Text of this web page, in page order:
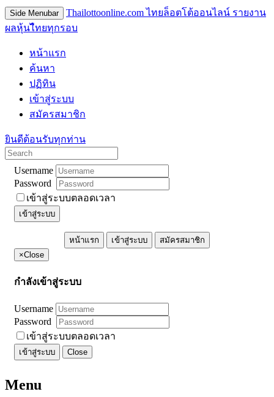
Side Menubar
Thailottoonline.com ไทยล็อตโต้ออนไลน์ รายงาน
ผลหุ้นไืทยทุกรอบ
หน้าแรก
ค้นหา
ปฏิทิน
เข้าสู่ระบบ
สมัครสมาชิก
ยินดีต้อนรับทุกท่าน
Username
Password
เข้าสู่ระบบตลอดเวลา
เข้าสู่ระบบ
หน้าแรก เข้าสู่ระบบ
สมัครสมาชิก
×Close
กำลังเข้าสู่ระบบ
Username
Password
เข้าสู่ระบบตลอดเวลา
เข้าสู่ระบบ Close
Menu